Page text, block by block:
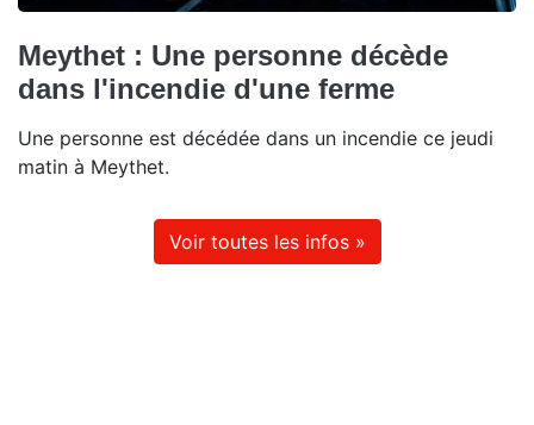
Meythet : Une personne décède
dans l'incendie d'une ferme
Une personne est décédée dans un incendie ce jeudi
matin à Meythet.
Voir toutes les infos »